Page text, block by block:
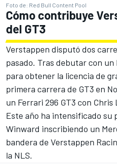
Foto de: Red Bull Content Pool
Cómo contribuye
del GT3
Verstappen disputó dos
pasado. Tras debutar con un
para obtener la licencia de
primera carrera de GT3 en
un Ferrari 296 GT3 con Chris
Este año ha intensificado su
Winward inscribiendo un
bandera de Verstappen
la NLS.